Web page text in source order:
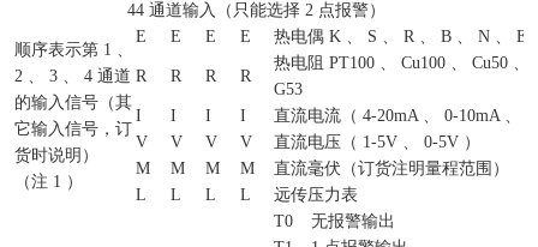
44 通道输入（只能选择 2 点报警）
顺序表示第 1 、
2 、 3 、 4 通道
的输入信号（其
它输入信号，订
货时说明）
（注 1 ）
E E E E 热电偶 K 、 S 、 R 、 B 、 N 、 E
R R R R
热电阻 PT100 、 Cu100 、 Cu50
G53
I
I I I
直流电流（ 4-20mA 、 0-10mA 、
V
V V V
直流电压（ 1-5V 、 0-5V ）
M
M M M
直流毫伏（订货注明量程范围）
L
L L L
远传压力表
T0
无报警输出